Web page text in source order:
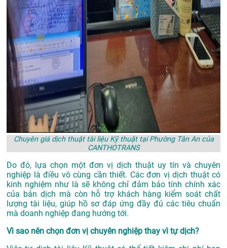
Chuyên giá dịch thuật tài liệu Kỹ thuật tại Phường Tân An của
CANTHOTRANS
Do đó, lựa chọn một đơn vị dịch thuật uy tín và chuyên
nghiệp là điều vô cùng cần thiết. Các đơn vị dịch thuật có
kinh nghiệm như là sẽ không chỉ đảm bảo tính chính xác
của bản dịch mà còn hỗ trợ khách hàng kiểm soát chất
lượng tài liệu, giúp hồ sơ đáp ứng đầy đủ các tiêu chuẩn
mà doanh nghiệp đang hướng tới.
Vì sao nên chọn đơn vị chuyên nghiệp thay vì tự dịch?